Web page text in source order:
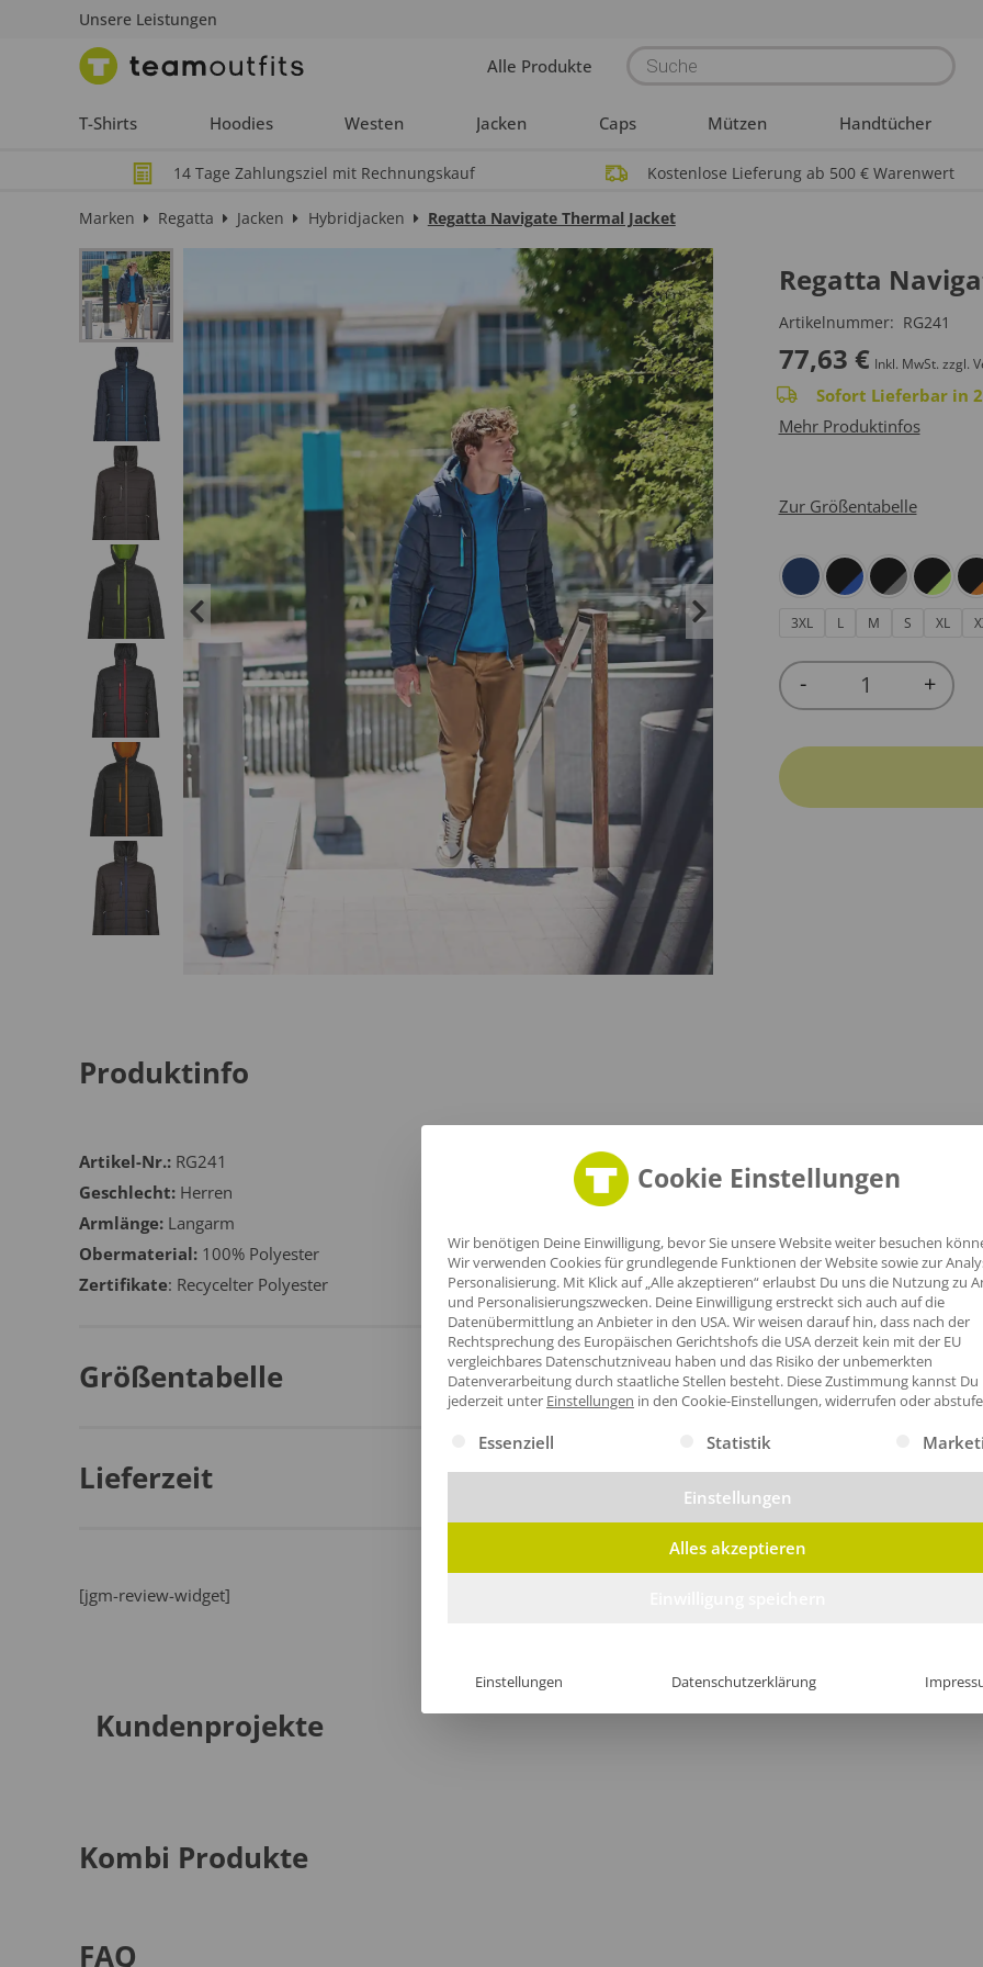
Unsere Leistungen
Alle Produkte Products
search
T-Shirts Hoodies Westen Jacken Caps Mützen Handtücher
14 Tage Zahlungsziel mit Rechnungskauf Kostenlose Lieferung ab 500 € Warenwert
Marken Regatta Jacken Hybridjacken Regatta Navigate Thermal Jacket
Regatta
Artikelnummer: RG241
77,63 € Inkl. MwSt. zzgl.
Sofort Lieferbar in
Mehr Produktinfos
Zur Größentabelle
3XL L M S XL
Quantity
- +
Produktinfo
Artikel-Nr.: RG241
Geschlecht: Herren
Armlänge: Langarm
Obermaterial: 100% Polyester
Zertifikate: Recycelter Polyester
Größentabelle
Lieferzeit
[jgm-review-widget]
Kundenprojekte
Kombi Produkte
FAQ
Cookie Einstellungen
Wir benötigen Deine Einwilligung, bevor Sie unsere Website weiter besuchen
Wir verwenden Cookies für grundlegende Funktionen der Website sowie zur
Personalisierung. Mit Klick auf „Alle akzeptieren“ erlaubst Du uns die Nutzung zu
und Personalisierungszwecken. Deine Einwilligung erstreckt sich auch auf die
Datenübermittlung an Anbieter in den USA. Wir weisen darauf hin, dass nach der
Rechtsprechung des Europäischen Gerichtshofs die USA derzeit kein mit der EU
vergleichbares Datenschutzniveau haben und das Risiko der unbemerkten
Datenverarbeitung durch staatliche Stellen besteht. Diese Zustimmung kannst Du
jederzeit unter Einstellungen in den Cookie-Einstellungen, widerrufen oder
Es folgt eine Liste der Service-Gruppen, für die eine Einwilligung
Essenziell Statistik
Einstellungen
Alles akzeptieren
Einstellungen Datenschutzerklärung